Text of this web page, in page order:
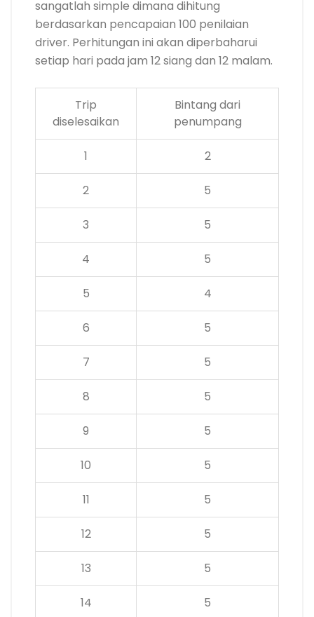
sangatlah simple dimana dihitung
berdasarkan pencapaian 100 penilaian
driver. Perhitungan ini akan diperbaharui
setiap hari pada jam 12 siang dan 12 malam.
Trip
diselesaikan
Bintang dari
penumpang
1 2
2 5
3 5
4 5
5 4
6 5
7 5
8 5
9 5
10 5
11 5
12 5
13 5
14 5